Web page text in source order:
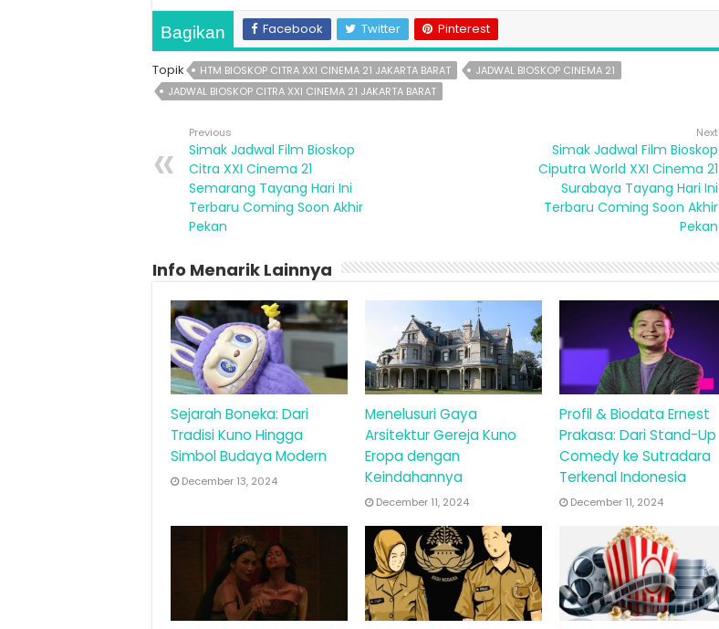
Bagikan Facebook Twitter Pinterest
Topik HTM BIOSKOP CITRA XXI CINEMA 21 JAKARTA BARAT
JADWAL BIOSKOP CINEMA 21
JADWAL BIOSKOP CITRA XXI CINEMA 21 JAKARTA BARAT
Previous
Simak Jadwal Film Bioskop
Citra XXI Cinema 21
Semarang Tayang Hari Ini
Terbaru Coming Soon Akhir
Pekan
Next
Simak Jadwal Film Bioskop
Ciputra World XXI Cinema 21
Surabaya Tayang Hari Ini
Terbaru Coming Soon Akhir
Pekan
Info Menarik Lainnya
Sejarah Boneka: Dari
Tradisi Kuno Hingga
Simbol Budaya Modern
December 13, 2024
Menelusuri Gaya
Arsitektur Gereja Kuno
Eropa dengan
Keindahannya
December 11, 2024
Profil & Biodata Ernest
Prakasa: Dari Stand-Up
Comedy ke Sutradara
Terkenal Indonesia
December 11, 2024